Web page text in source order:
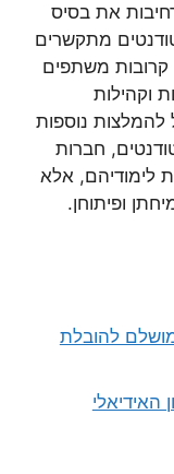
את בסיס
מתקשרים
קרובות משתפים
וקהילות
להמלצות נוספות
חברות
לימודיהם, אלא
ופיתוחן.
להובלת
האידיאלי